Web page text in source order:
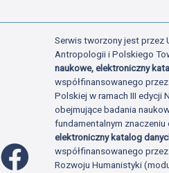
Profil Facebook
Serwis tworzony jest przez
Antropologii i Polskiego
naukowe, elektroniczny
współfinansowanego
Polskiej w ramach III edycji
obejmujące badania
fundamentalnym
elektroniczny katalog
współfinansowanego
Rozwoju Humanistyki